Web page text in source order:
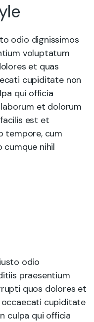
odio dignissimos
voluptatum
et quas
cupiditate non
qui officia
et dolorum
est et
tempore, cum
nihil
odio
praesentium
quos dolores et
cupiditate
culpa qui officia